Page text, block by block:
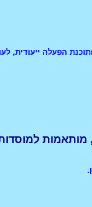
הפעלה ייעודית,